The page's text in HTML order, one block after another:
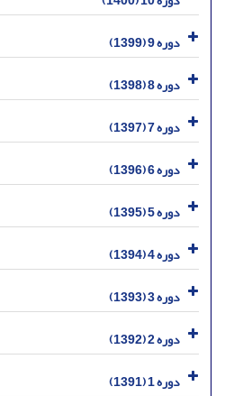
دوره 9 (1399)
دوره 8 (1398)
دوره 7 (1397)
دوره 6 (1396)
دوره 5 (1395)
دوره 4 (1394)
دوره 3 (1393)
دوره 2 (1392)
دوره 1 (1391)